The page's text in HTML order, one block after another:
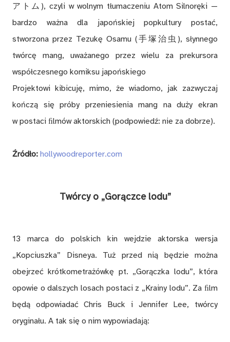
アトム), czyli w wolnym tłumaczeniu Atom Silnoręki —
bardzo ważna dla japońskiej popkultury postać,
stworzona przez Tezukę Osamu (手塚治虫), słynnego
twórcę mang, uważanego przez wielu za prekursora
współczesnego komiksu japońskiego
Projektowi kibicuję, mimo, że wiadomo, jak zazwyczaj
kończą się próby przeniesienia mang na duży ekran
w postaci ﬁlmów aktorskich (podpowiedź: nie za dobrze).
Źródło: hollywoodreporter.com
Twórcy o „Gorączce lodu”
13 marca do polskich kin wejdzie aktorska wersja
„Kopciuszka” Disneya. Tuż przed nią będzie można
obejrzeć krótkometrażówkę pt. „Gorączka lodu”, która
opowie o dalszych losach postaci z „Krainy lodu”. Za ﬁlm
będą odpowiadać Chris Buck i Jennifer Lee, twórcy
oryginału. A tak się o nim wypowiadają: